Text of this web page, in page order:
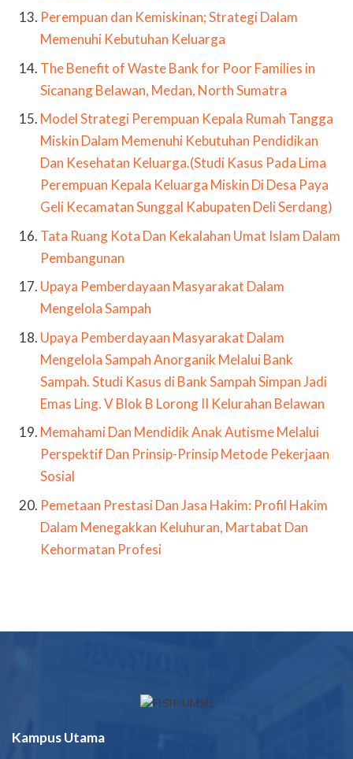
Perempuan dan Kemiskinan; Strategi Dalam
Memenuhi Kebutuhan Keluarga
The Benefit of Waste Bank for Poor Families in
Sicanang Belawan, Medan, North Sumatra
Model Strategi Perempuan Kepala Rumah Tangga
Miskin Dalam Memenuhi Kebutuhan Pendidikan
Dan Kesehatan Keluarga.(Studi Kasus Pada Lima
Perempuan Kepala Keluarga Miskin Di Desa Paya
Geli Kecamatan Sunggal Kabupaten Deli Serdang)
Tata Ruang Kota Dan Kekalahan Umat Islam Dalam
Pembangunan
Upaya Pemberdayaan Masyarakat Dalam
Mengelola Sampah
Upaya Pemberdayaan Masyarakat Dalam
Mengelola Sampah Anorganik Melalui Bank
Sampah. Studi Kasus di Bank Sampah Simpan Jadi
Emas Ling. V Blok B Lorong II Kelurahan Belawan
Memahami Dan Mendidik Anak Autisme Melalui
Perspektif Dan Prinsip-Prinsip Metode Pekerjaan
Sosial
Pemetaan Prestasi Dan Jasa Hakim: Profil Hakim
Dalam Menegakkan Keluhuran, Martabat Dan
Kehormatan Profesi
Kampus Utama